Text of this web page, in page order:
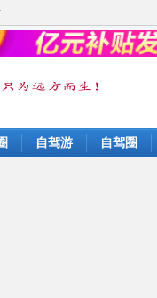
自驾游 自驾圈